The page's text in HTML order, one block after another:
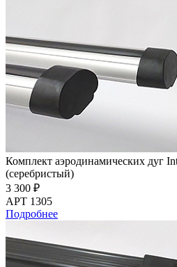
Комплект аэродинамических дуг
(серебристый)
3 300 ₽
АРТ 1305
Подробнее